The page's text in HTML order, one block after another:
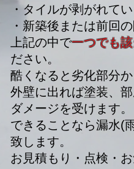
・タイルが剥がれて
・新築後または前回
上記の中で一つでも
ださい。
酷くなると劣化部分か
外壁に出れば塗装、
ダメージを受けます。
できることなら漏水(
致します。
お見積もり・点検・